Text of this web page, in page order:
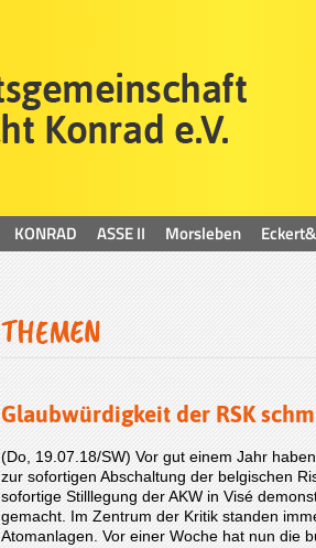
KONRAD ASSE II Morsleben
THEMEN
Glaubwürdigkeit der RSK
(Do, 19.07.18/SW) Vor gut einem Jahr
zur sofortigen Abschaltung der belgischen
sofortige Stilllegung der AKW in Visé
gemacht. Im Zentrum der Kritik standen
Atomanlagen. Vor einer Woche hat nun die